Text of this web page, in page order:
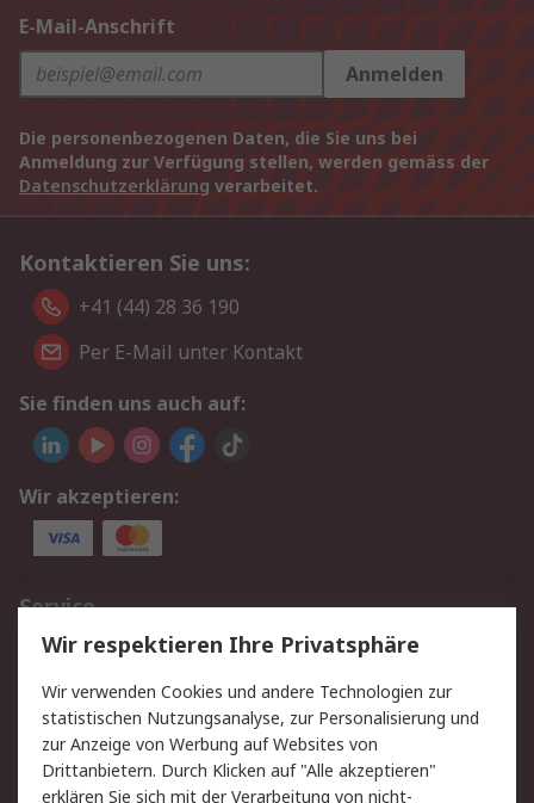
E-Mail-Anschrift
Anmelden
Die personenbezogenen Daten, die Sie uns bei
Anmeldung zur Verfügung stellen, werden gemäss der
Datenschutzerklärung verarbeitet.
Kontaktieren Sie uns:
+41 (44) 28 36 190
Per E-Mail unter Kontakt
Sie finden uns auch auf:
Wir akzeptieren:
Service
Value Added Services
Lieferlösungen
Rücksendungen
Kontakt
Hilfe
Rechtliches
Wir respektieren Ihre Privatsphäre
Wir verwenden Cookies und andere Technologien zur
statistischen Nutzungsanalyse, zur Personalisierung und
zur Anzeige von Werbung auf Websites von
Drittanbietern. Durch Klicken auf "Alle akzeptieren"
erklären Sie sich mit der Verarbeitung von nicht-